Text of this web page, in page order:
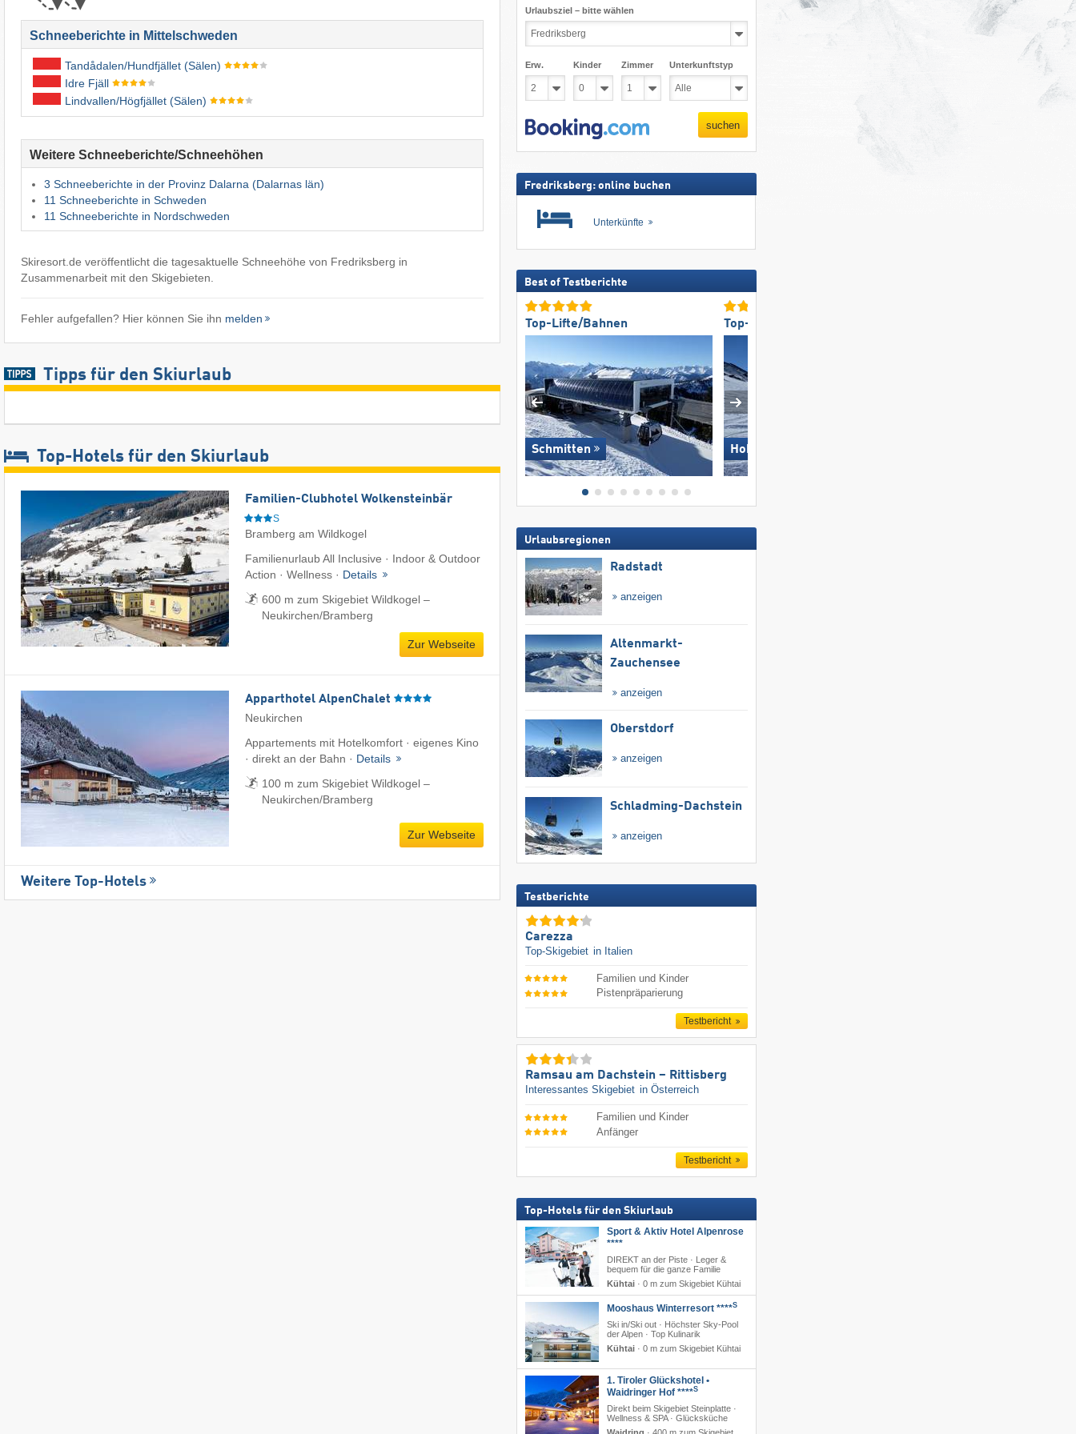
Schneeberichte in Mittelschweden
Tandådalen/​Hundfjället (Sälen)
Idre Fjäll
Lindvallen/​Högfjället (Sälen)
Weitere Schneeberichte/Schneehöhen
3 Schneeberichte in der Provinz Dalarna (Dalarnas län)
11 Schneeberichte in Schweden
11 Schneeberichte in Nordschweden
Skiresort.de veröffentlicht die tagesaktuelle Schneehöhe von Fredriksberg in
Zusammenarbeit mit den Skigebieten.
Fehler aufgefallen? Hier können Sie ihn melden
Tipps für den Skiurlaub
Top-Hotels für den Skiurlaub
Familien-Clubhotel Wolkensteinbär
S
Bramberg am Wildkogel
Familienurlaub All Inclusive · Indoor & Outdoor
Action · Wellness · Details
600 m zum Skigebiet Wildkogel –
Neukirchen/​Bramberg
Zur Webseite
Apparthotel AlpenChalet
Neukirchen
Appartements mit Hotelkomfort · eigenes Kino
· direkt an der Bahn · Details
100 m zum Skigebiet Wildkogel –
Neukirchen/​Bramberg
Zur Webseite
Weitere Top-Hotels
Urlaubsziel – bitte wählen
Erw. Kinder Zimmer Unterkunftstyp
suchen
Fredriksberg: online buchen
Unterkünfte
Best of Testberichte
Top-Lifte/Bahnen
Schmitten
Top-Schneesicherheit
Hohsaas – Saas-Grund
Urlaubsregionen
Radstadt
anzeigen
Altenmarkt-
Zauchensee
anzeigen
Oberstdorf
anzeigen
Schladming-Dachstein
anzeigen
Testberichte
Carezza
Top-Skigebiet in Italien
Familien und Kinder
Pistenpräparierung
Testbericht
Ramsau am Dachstein – Rittisberg
Interessantes Skigebiet in Österreich
Familien und Kinder
Anfänger
Testbericht
Top-Hotels für den Skiurlaub
Sport & Aktiv Hotel Alpenrose
****
DIREKT an der Piste · Leger &
bequem für die ganze Familie
Kühtai· 0 m zum Skigebiet Kühtai
Mooshaus Winterresort ****S
Ski in/Ski out · Höchster Sky-Pool
der Alpen · Top Kulinarik
Kühtai· 0 m zum Skigebiet Kühtai
1. Tiroler Glückshotel •
Waidringer Hof ****S
Direkt beim Skigebiet Steinplatte ·
Wellness & SPA · Glücksküche